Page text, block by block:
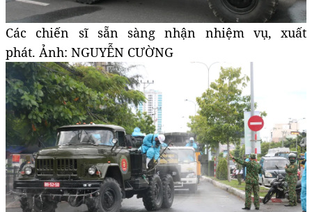
Các chiến sĩ sẵn sàng nhận nhiệm vụ, xuất
phát. Ảnh: NGUYỄN CƯỜNG